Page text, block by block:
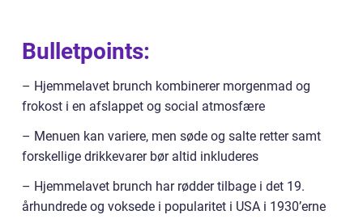
Bulletpoints:
– Hjemmelavet brunch kombinerer morgenmad og
frokost i en afslappet og social atmosfære
– Menuen kan variere, men søde og salte retter samt
forskellige drikkevarer bør altid inkluderes
– Hjemmelavet brunch har rødder tilbage i det 19.
århundrede og voksede i popularitet i USA i 1930’erne